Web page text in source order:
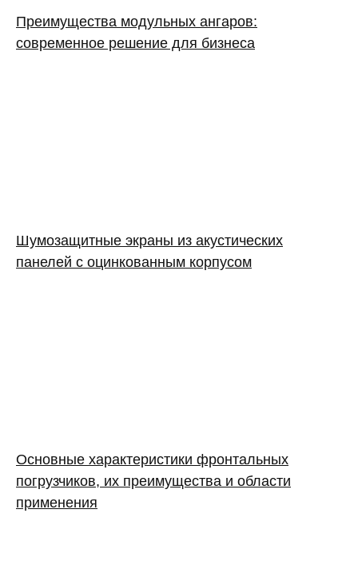
Преимущества модульных ангаров:
современное решение для бизнеса
Шумозащитные экраны из акустических
панелей с оцинкованным корпусом
Основные характеристики фронтальных
погрузчиков, их преимущества и области
применения